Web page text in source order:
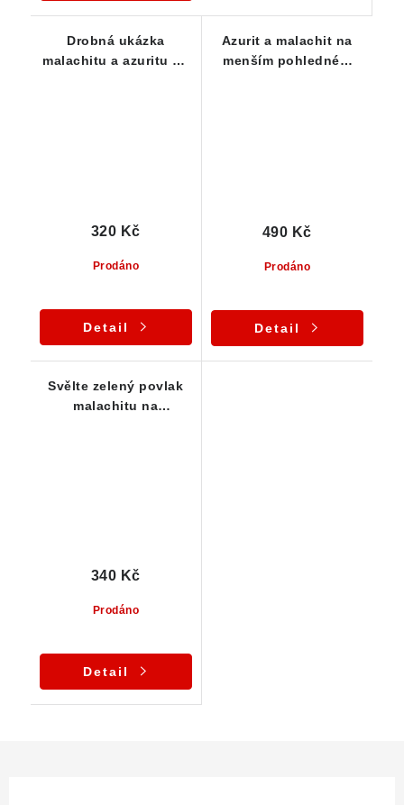
Drobná ukázka
malachitu a azuritu na
Prodáno
320 Kč
Detail
Azurit a malachit na
menším pohledném
Prodáno
490 Kč
Detail
Svělte zelený povlak
malachitu na
Prodáno
340 Kč
Detail